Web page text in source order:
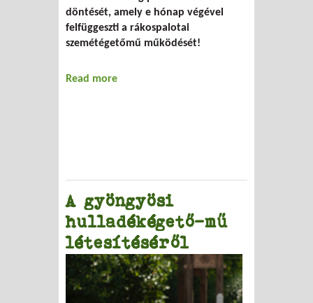
döntését, amely e hónap végével
felfüggeszti a rákospalotai
szemétégetőmű működését!
Read more
A gyöngyösi
hulladékégető-mű
létesítéséről